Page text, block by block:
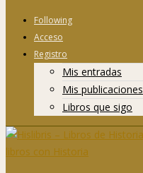
Following
Acceso
Registro
Mis entradas
Mis publicaciones
Libros que sigo